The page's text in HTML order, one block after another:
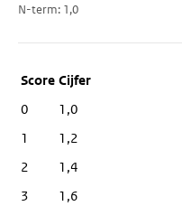
N-term 1,0
Score Cijfer
0
1,0
1
1,2
2
1,4
3
1,6